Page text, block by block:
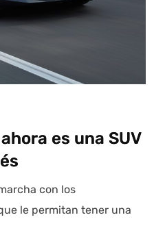
es una SUV
con los
le permitan tener una